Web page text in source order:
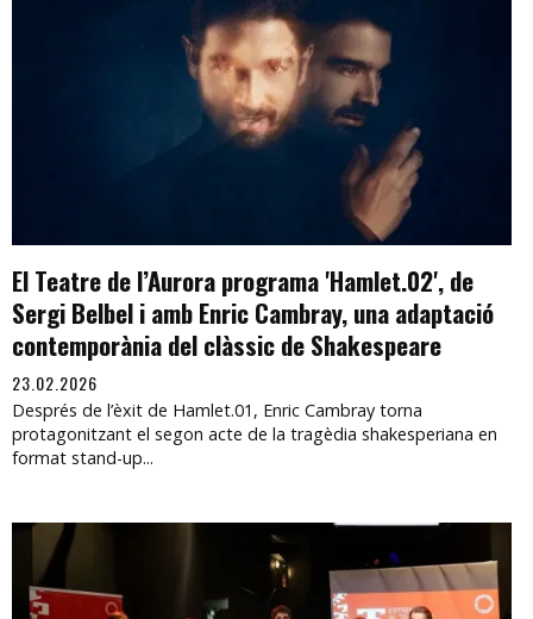
El Teatre de l’Aurora programa 'Hamlet.02', de
Sergi Belbel i amb Enric Cambray, una adaptació
contemporània del clàssic de Shakespeare
23.02.2026
Després de l’èxit de Hamlet.01, Enric Cambray torna
protagonitzant el segon acte de la tragèdia shakesperiana en
format stand-up...